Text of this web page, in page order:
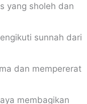
yang sholeh dan
sunnah dari
dan mempererat
membagikan